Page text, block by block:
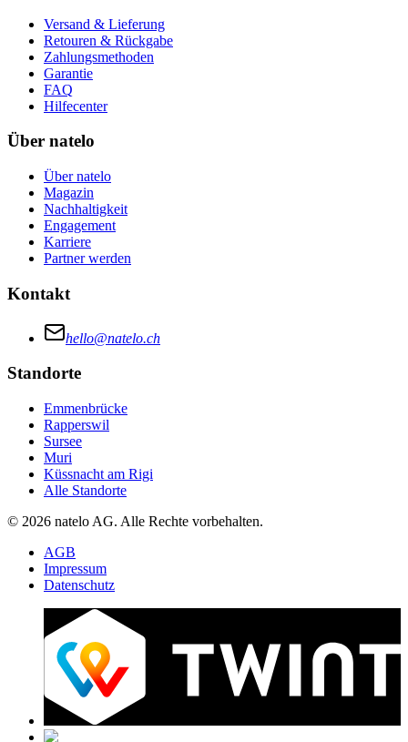
Versand & Lieferung
Retouren & Rückgabe
Zahlungsmethoden
Garantie
FAQ
Hilfecenter
Über natelo
Über natelo
Magazin
Nachhaltigkeit
Engagement
Karriere
Partner werden
Kontakt
hello@natelo.ch
Standorte
Emmenbrücke
Rapperswil
Sursee
Muri
Küssnacht am Rigi
Alle Standorte
© 2026 natelo AG. Alle Rechte vorbehalten.
AGB
Impressum
Datenschutz